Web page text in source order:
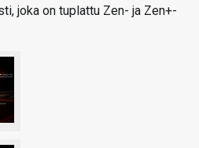
joka on tuplattu Zen- ja Zen+-